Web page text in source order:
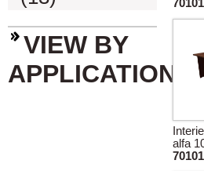
VIEW BY
APPLICATION
alfa